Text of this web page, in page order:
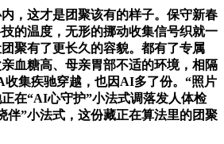
这才是团聚该有的样子。保守新春
的温度，无形的挪动收集信号织就一
聚有了更长久的容貌。都有了专属
血糖高、母亲胃部不适的环境，相隔
收集疾驰穿越，也因AI多了份。“照片
在“AI心守护”小法式调落发人体检
伴”小法式，这份藏正在算法里的团聚